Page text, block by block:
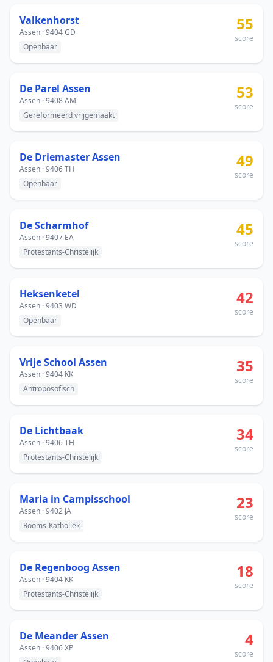
Valkenhorst
Assen · 9404 GD
Openbaar
55
score
De Parel Assen
Assen · 9408 AM
Gereformeerd vrijgemaakt
53
score
De Driemaster Assen
Assen · 9406 TH
Openbaar
49
score
De Scharmhof
Assen · 9407 EA
Protestants-Christelijk
45
score
Heksenketel
Assen · 9403 WD
Openbaar
42
score
Vrije School Assen
Assen · 9404 KK
Antroposofisch
35
score
De Lichtbaak
Assen · 9406 TH
Protestants-Christelijk
34
score
Maria in Campisschool
Assen · 9402 JA
Rooms-Katholiek
23
score
De Regenboog Assen
Assen · 9404 KK
Protestants-Christelijk
18
score
De Meander Assen
Assen · 9406 XP
4
score